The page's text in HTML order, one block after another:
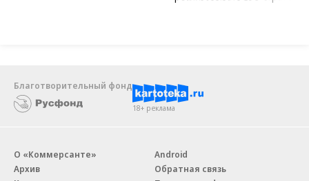
Благотворительный фонд
18+ реклама
О «Коммерсанте»
Архив
Android
Обратная связь